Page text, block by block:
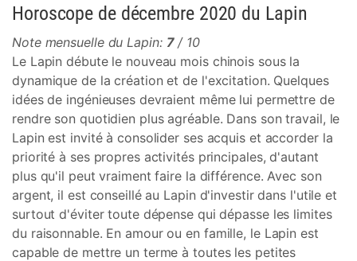
Horoscope de décembre 2020 du Lapin
Note mensuelle du Lapin: 7/ 10
Le Lapin débute le nouveau mois chinois sous la
dynamique de la création et de l'excitation. Quelques
idées de ingénieuses devraient même lui permettre de
rendre son quotidien plus agréable. Dans son travail, le
Lapin est invité à consolider ses acquis et accorder la
priorité à ses propres activités principales, d'autant
plus qu'il peut vraiment faire la différence. Avec son
argent, il est conseillé au Lapin d'investir dans l'utile et
surtout d'éviter toute dépense qui dépasse les limites
du raisonnable. En amour ou en famille, le Lapin est
capable de mettre un terme à toutes les petites